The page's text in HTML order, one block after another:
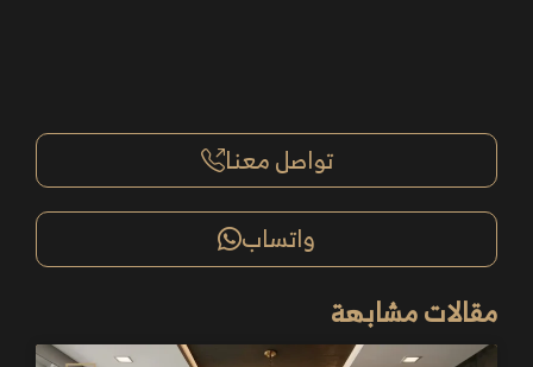
تواصل معنا
واتساب
مقالات مشابهة